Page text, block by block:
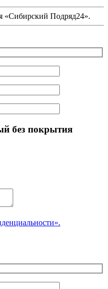
«Сибирский Подряд24».
без покрытия